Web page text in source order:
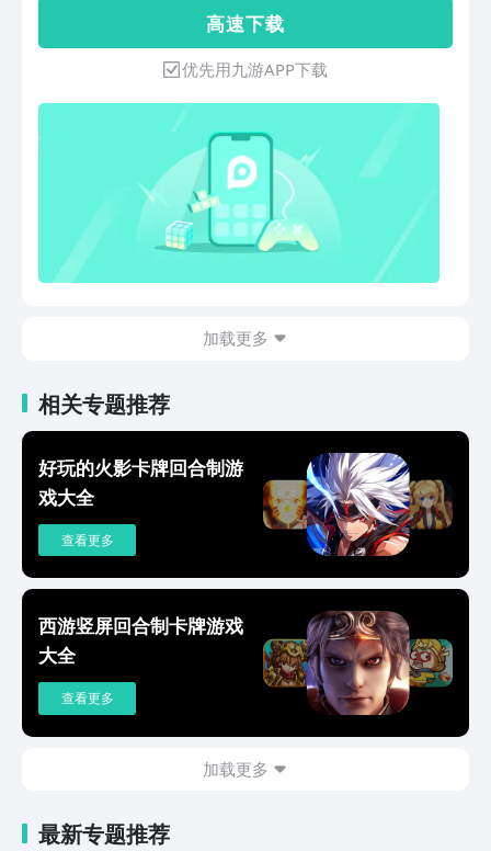
法的数码宝贝新世界呈现给大家。 在游
戏中，你可以与海量数码宝贝搭档冒险、
策略激战，开启专属于你的冒险之旅吧！
高 速 下 载
优先用九游APP下载
加载更多
相关专题推荐
好玩的火影卡牌回合制游
戏大全
查看更多
西游竖屏回合制卡牌游戏
大全
查看更多
加载更多
最新专题推荐